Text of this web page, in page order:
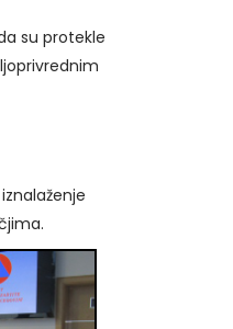
su protekle